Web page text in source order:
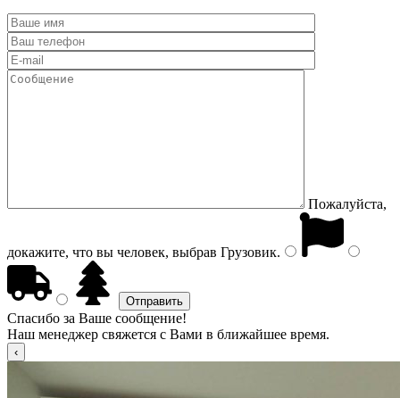
Пожалуйста,
докажите, что вы человек, выбрав Грузовик.
Спасибо за Ваше сообщение!
Наш менеджер свяжется с Вами в ближайшее время.